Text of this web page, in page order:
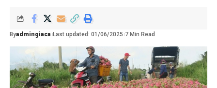
Byadmingiaca Last updated: 01/06/2025 7 Min Read